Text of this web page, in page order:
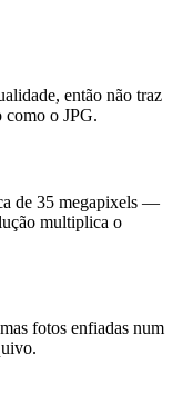
então não traz
como o JPG.
de 35 megapixels —
multiplica o
fotos enfiadas num